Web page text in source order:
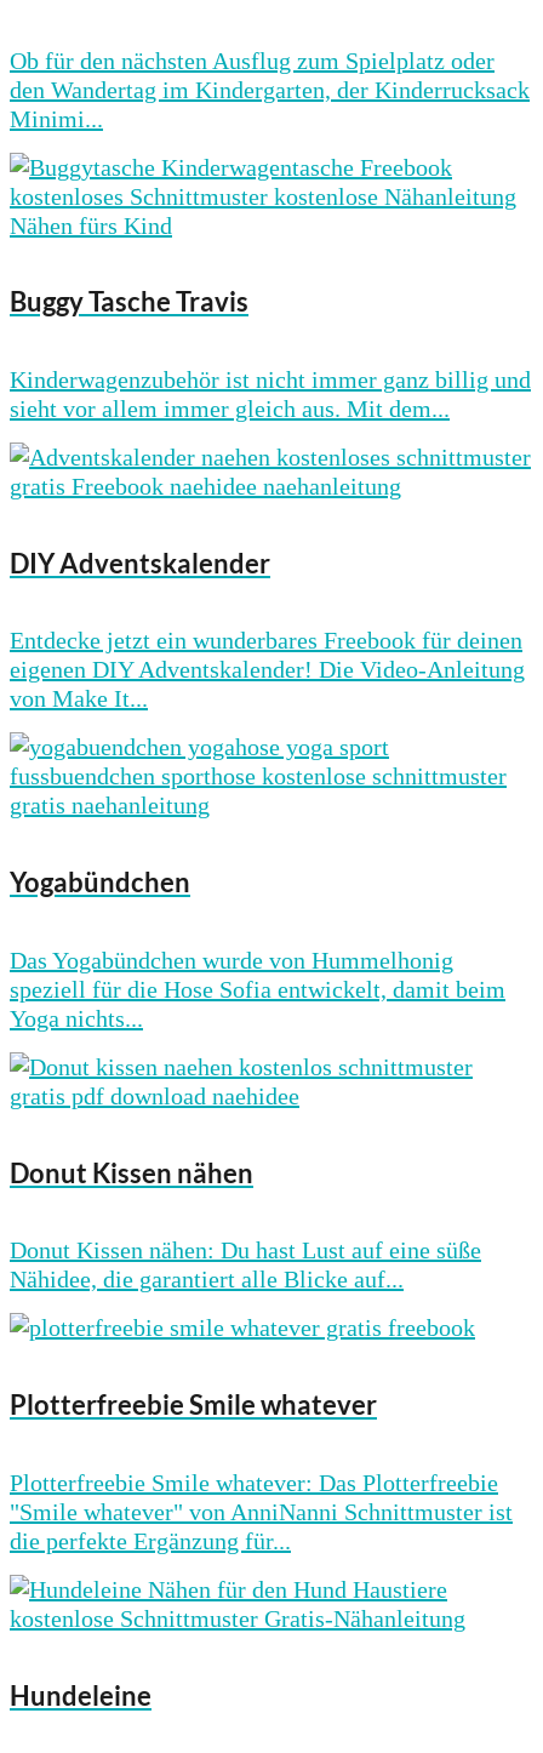
Ob für den nächsten Ausflug zum Spielplatz oder
den Wandertag im Kindergarten, der Kinderrucksack
Minimi...
Buggy Tasche Travis
Kinderwagenzubehör ist nicht immer ganz billig und
sieht vor allem immer gleich aus. Mit dem...
DIY Adventskalender
Entdecke jetzt ein wunderbares Freebook für deinen
eigenen DIY Adventskalender! Die Video-Anleitung
von Make It...
Yogabündchen
Das Yogabündchen wurde von Hummelhonig
speziell für die Hose Sofia entwickelt, damit beim
Yoga nichts...
Donut Kissen nähen
Donut Kissen nähen: Du hast Lust auf eine süße
Nähidee, die garantiert alle Blicke auf...
Plotterfreebie Smile whatever
Plotterfreebie Smile whatever: Das Plotterfreebie
"Smile whatever" von AnniNanni Schnittmuster ist
die perfekte Ergänzung für...
Hundeleine